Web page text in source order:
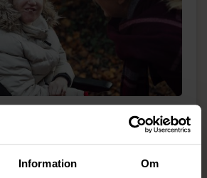
Information Om
ålder och behov kan du vara